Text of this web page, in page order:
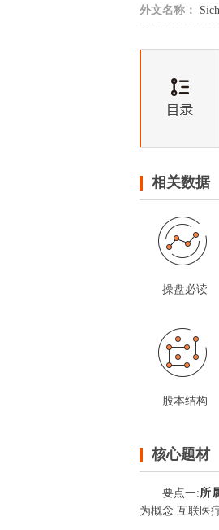
外文名称：
相关数据
操盘必读
股本结构
核心题材
要点一:所
为概念 互联医